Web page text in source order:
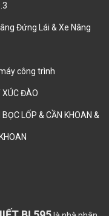
Đứng Lái & Xe Nâng
máy công trình
XÚC ĐÀO
BỌC LỐP & CẦN KHOAN &